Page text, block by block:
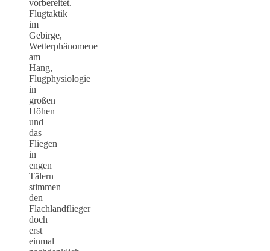
vorbereitet.
Flugtaktik
im
Gebirge,
Wetterphänomene
am
Hang,
Flugphysiologie
in
großen
Höhen
und
das
Fliegen
in
engen
Tälern
stimmen
den
Flachlandflieger
doch
erst
einmal